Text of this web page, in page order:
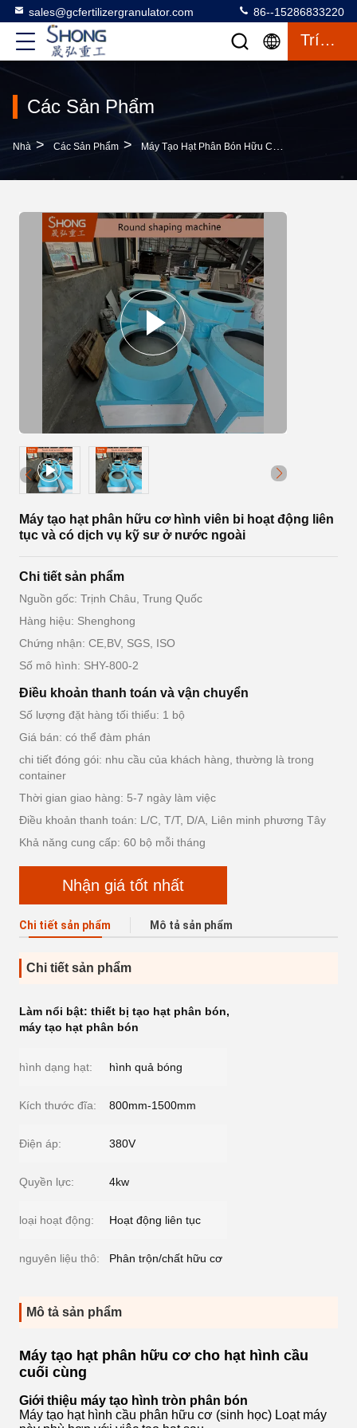
sales@gcfertilizergranulator.com 86--15286833220
Trích Dẫn
Các Sản Phẩm
Nhà > Các Sản Phẩm > Máy Tạo Hạt Phân Bón Hữu Cơ
Máy tạo hạt phân hữu cơ hình viên bi hoạt động liên
tục và có dịch vụ kỹ sư ở nước ngoài
Chi tiết sản phẩm
Nguồn gốc: Trịnh Châu, Trung Quốc
Hàng hiệu: Shenghong
Chứng nhận: CE,BV, SGS, ISO
Số mô hình: SHY-800-2
Điều khoản thanh toán và vận chuyển
Số lượng đặt hàng tối thiểu: 1 bộ
Giá bán: có thể đàm phán
chi tiết đóng gói: nhu cầu của khách hàng, thường là trong
container
Thời gian giao hàng: 5-7 ngày làm việc
Điều khoản thanh toán: L/C, T/T, D/A, Liên minh phương Tây
Khả năng cung cấp: 60 bộ mỗi tháng
Nhận giá tốt nhất
Chi tiết sản phẩm Mô tả sản phẩm
Chi tiết sản phẩm
Làm nổi bật: thiết bị tạo hạt phân bón,
máy tạo hạt phân bón
hình dạng hạt: hình quả bóng
Kích thước đĩa: 800mm-1500mm
Điện áp: 380V
Quyền lực: 4kw
loại hoạt động: Hoạt động liên tục
nguyên liệu thô: Phân trộn/chất hữu cơ
Mô tả sản phẩm
Máy tạo hạt phân hữu cơ cho hạt hình cầu
cuối cùng
Giới thiệu máy tạo hình tròn phân bón
Máy tạo hạt hình cầu phân hữu cơ (sinh học) Loạt máy